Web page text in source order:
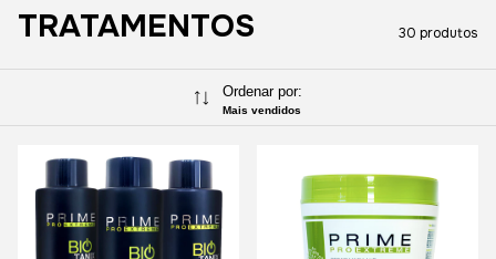
TRATAMENTOS 30 produtos
Ordenar por:
Mais vendidos